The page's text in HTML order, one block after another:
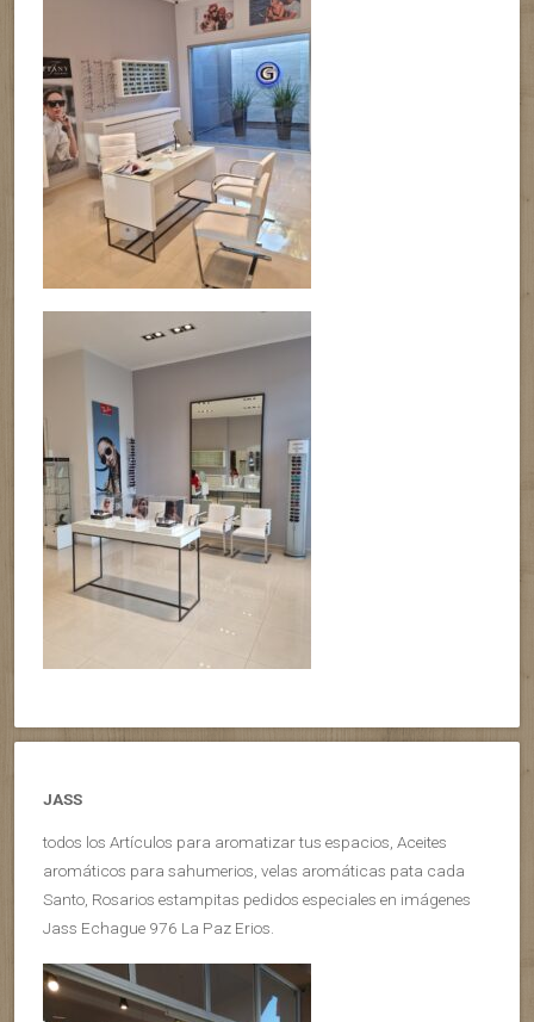
JASS
todos los Artículos para aromatizar tus espacios, Aceites
aromáticos para sahumerios, velas aromáticas pata cada
Santo, Rosarios estampitas pedidos especiales en imágenes
Jass Echague 976 La Paz Erios.